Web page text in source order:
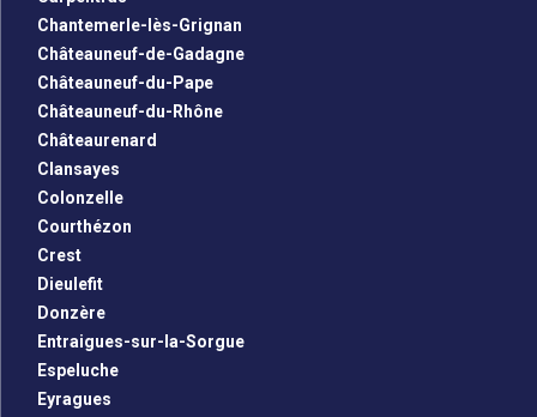
Chantemerle-lès-Grignan
Châteauneuf-de-Gadagne
Châteauneuf-du-Pape
Châteauneuf-du-Rhône
Châteaurenard
Clansayes
Colonzelle
Courthézon
Crest
Dieulefit
Donzère
Entraigues-sur-la-Sorgue
Espeluche
Eyragues